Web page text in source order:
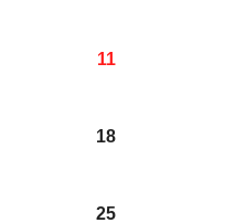
11
18
25